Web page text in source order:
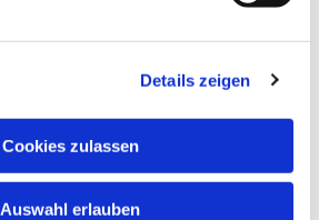
Details zeigen
Cookies zulassen
Auswahl erlauben